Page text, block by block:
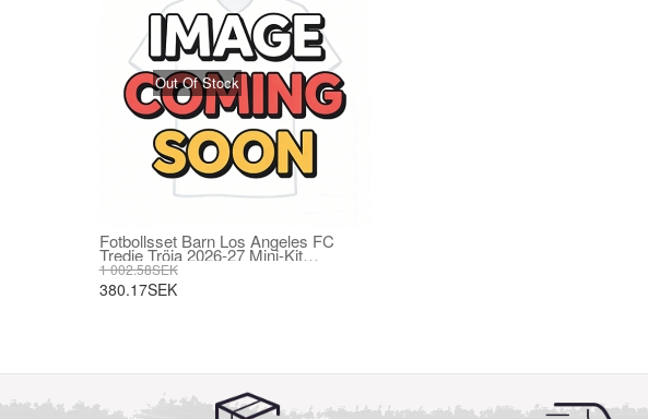
Out Of Stock
Fotbollsset Barn Los Angeles FC
Tredje Tröja 2026-27 Mini-Kit
Kortärmad (+ korta byxor)
1 002.58SEK
380.17SEK